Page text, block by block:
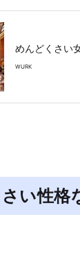
めんどくさい
WURK
い性格